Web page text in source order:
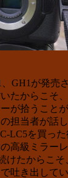
、GH1が発売
たからこそ
が拾うこと
担当者が話
LC5を買っ
高級ミラー
たからこそ
吐き出してい